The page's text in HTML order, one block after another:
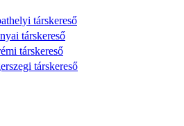
társkereső
társkereső
társkereső
társkereső